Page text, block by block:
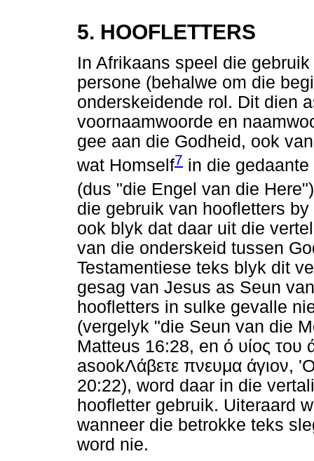
5. HOOFLETTERS
In Afrikaans speel die
persone (behalwe om die
onderskeidende rol. Dit dien
voornaamwoorde en
gee aan die Godheid, ook
wat Homself7 in die
(dus "die Engel van die
die gebruik van hoofletters
ook blyk dat daar uit die
van die onderskeid tussen
Testamentiese teks blyk dit
gesag van Jesus as Seun
hoofletters in sulke gevalle
(vergelyk "die Seun van die
Matteus 16:28, en ό υίος του
asookΛάβετε πνευμα άγιον,
20:22), word daar in die
hoofletter gebruik. Uiteraard
wanneer die betrokke teks
word nie.